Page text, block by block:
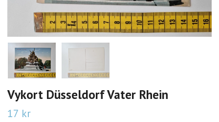
Vykort Düsseldorf Vater Rhein
17 kr